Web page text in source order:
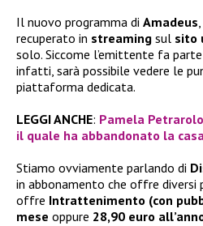
Il nuovo programma di Amadeus,
recuperato in streaming sul sito
solo. Siccome l’emittente fa
infatti, sarà possibile vedere le
piattaforma dedicata.
LEGGI ANCHE: Pamela
il quale ha abbandonato la
Stiamo ovviamente parlando di
in abbonamento che offre diversi
offre Intrattenimento (con
mese oppure 28,90 euro